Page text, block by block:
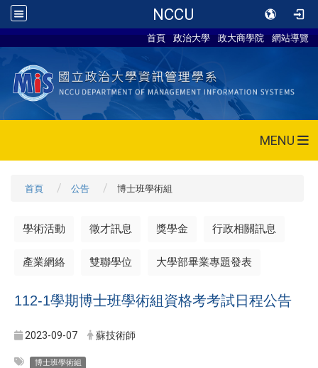
NCCU
首頁 政治大學 政大商學院 網站導覽
MENU
首頁 公告 博士班學術組
學術活動 徵才訊息 獎學金 行政相關訊息
產業網絡 雙聯學位 大學部畢業專題發表
112-1學期博士班學術組資格考考試日程公告
2023-09-07 蘇技術師
博士班學術組